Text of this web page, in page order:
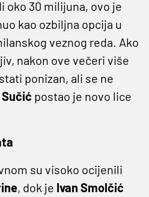
oko 30 milijuna, ovo je
kao ozbiljna opcija u
veznog reda. Ako
nakon ove večeri više
ponizan, ali se ne
postao je novo lice
su visoko ocijenili
, dok je Ivan Smolčić